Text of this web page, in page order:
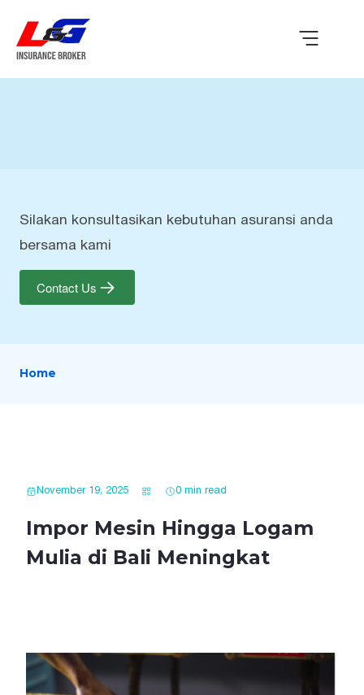
Silakan konsultasikan kebutuhan asuransi anda
bersama kami
Contact Us
Home
November 19, 2025 0 min read
Impor Mesin Hingga Logam
Mulia di Bali Meningkat